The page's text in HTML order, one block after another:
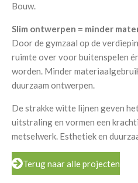
Bouw.
Slim ontwerpen = minder
Door de gymzaal op de
ruimte over voor buitenspelen
worden. Minder
duurzaam ontwerpen.
De strakke witte lijnen geven
uitstraling en vormen een
metselwerk. Esthetiek en
Terug naar alle projecten